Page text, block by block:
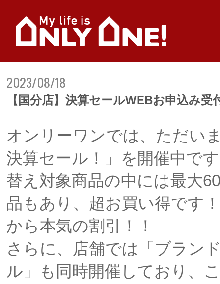
2023/08/18
【国分店】決算セールWEBお申込み受
オンリーワンでは、ただい
決算セール！」を開催中で
替え対象商品の中には最大
品もあり、超お買い得です
から本気の割引！！
さらに、店舗では「ブラン
ル」も同時開催しており、